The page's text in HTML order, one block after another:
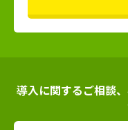
導入に関するご相談